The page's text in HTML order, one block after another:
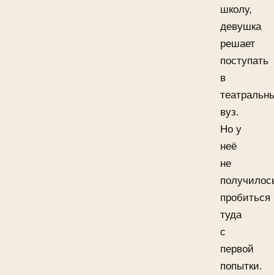
школу,
девушка
решает
поступать
в
вуз.
Но у
неё
не
пробиться
туда
с
первой
попытки.